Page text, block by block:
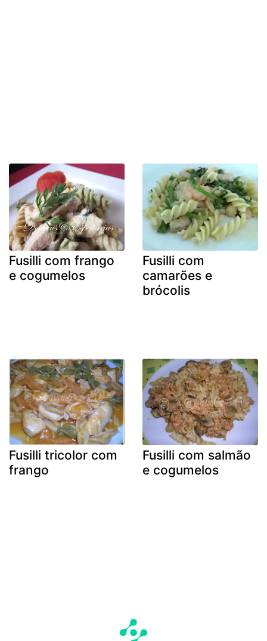
Fusilli com frango
e cogumelos
Fusilli com
camarões e
brócolis
Fusilli tricolor com
frango
Fusilli com salmão
e cogumelos